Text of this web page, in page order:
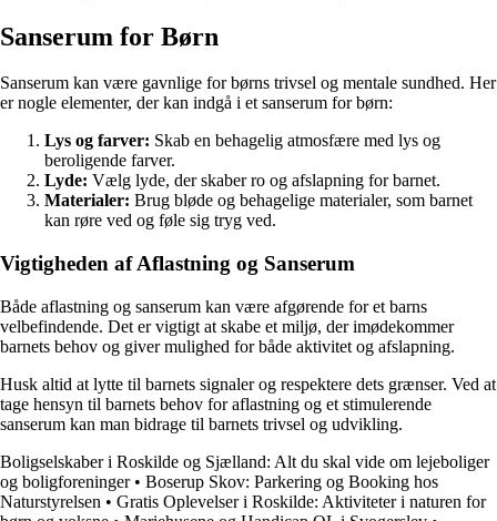
Sanserum for Børn
Sanserum kan være gavnlige for børns trivsel og mentale sundhed. Her
er nogle elementer, der kan indgå i et sanserum for børn:
Lys og farver: Skab en behagelig atmosfære med lys og
beroligende farver.
Lyde: Vælg lyde, der skaber ro og afslapning for barnet.
Materialer: Brug bløde og behagelige materialer, som barnet
kan røre ved og føle sig tryg ved.
Vigtigheden af Aflastning og Sanserum
Både aflastning og sanserum kan være afgørende for et barns
velbefindende. Det er vigtigt at skabe et miljø, der imødekommer
barnets behov og giver mulighed for både aktivitet og afslapning.
Husk altid at lytte til barnets signaler og respektere dets grænser. Ved at
tage hensyn til barnets behov for aflastning og et stimulerende
sanserum kan man bidrage til barnets trivsel og udvikling.
Boligselskaber i Roskilde og Sjælland: Alt du skal vide om lejeboliger
og boligforeninger• Boserup Skov: Parkering og Booking hos
Naturstyrelsen • Gratis Oplevelser i Roskilde: Aktiviteter i naturen for